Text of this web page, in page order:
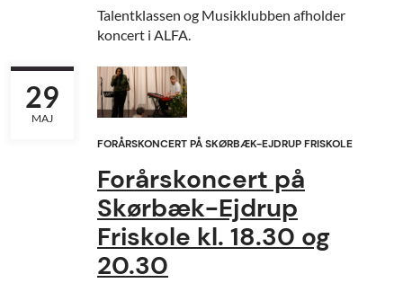
Talentklassen og Musikklubben afholder
koncert i ALFA.
FORÅRSKONCERT PÅ SKØRBÆK-EJDRUP FRISKOLE
Forårskoncert på
Skørbæk-Ejdrup
Friskole kl. 18.30 og
20.30
29
MAJ